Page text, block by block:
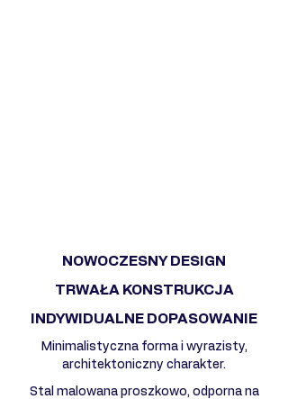
NOWOCZESNY DESIGN
TRWAŁA KONSTRUKCJA
INDYWIDUALNE DOPASOWANIE
Minimalistyczna forma i wyrazisty,
architektoniczny charakter.
Stal malowana proszkowo, odporna na